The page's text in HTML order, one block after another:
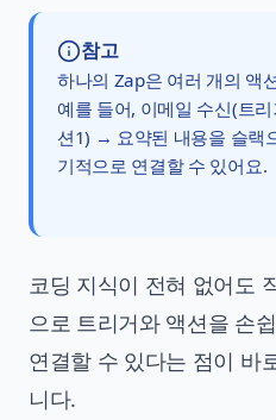
참고
하나의 Zap은 여러 개의 액
예를 들어, 이메일 수신(트
션1) → 요약된 내용을 슬랙
기적으로 연결할 수 있어요.
코딩 지식이 전혀 없어도
으로 트리거와 액션을 손
연결할 수 있다는 점이 바
니다.